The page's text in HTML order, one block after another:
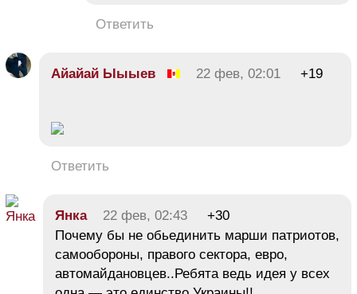
Ответить
Айайай Ыыыев 22 фев, 02:01 +19
Ответить
Янка 22 фев, 02:43
+30
Почему бы не обьединить марши патриотов,
самообороны, правого сектора, евро,
автомайдановцев..Ребята ведь идея у всех